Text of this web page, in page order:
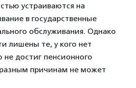
устраиваются на
в государственные
обслуживания. Однако
лишены те, у кого нет
не достиг пенсионного
причинам не может